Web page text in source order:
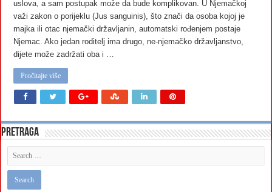
uslova, a sam postupak može da bude komplikovan. U Njemačkoj
važi zakon o porijeklu (Jus sanguinis), što znači da osoba kojoj je
majka ili otac njemački državljanin, automatski rođenjem postaje
Njemac. Ako jedan roditelj ima drugo, ne-njemačko državljanstvo,
dijete može zadržati oba i …
Pročitajte više
Pretraga